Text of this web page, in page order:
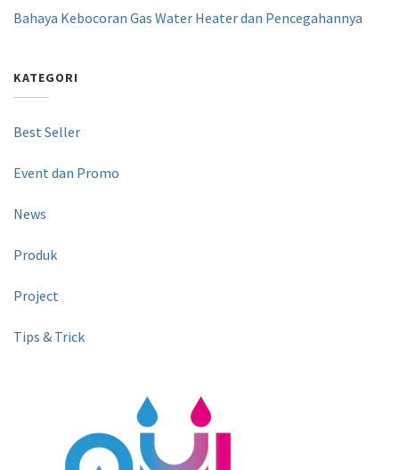
Bahaya Kebocoran Gas Water Heater dan Pencegahannya
KATEGORI
Best Seller
Event dan Promo
News
Produk
Project
Tips & Trick